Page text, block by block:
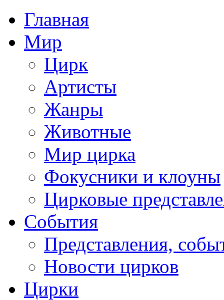
Главная
Мир
Цирк
Артисты
Жанры
Животные
Мир цирка
Фокусники и клоуны
Цирковые
События
Представления,
Новости цирков
Цирки